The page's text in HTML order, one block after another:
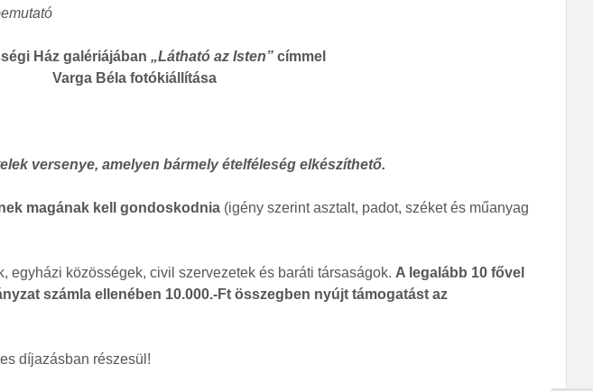
Ház galériájában„Látható az Isten” címmel
Varga Béla fotókiállítása
versenye, amelyen bármely ételféleség elkészíthető.
magának kell gondoskodnia (igény szerint asztalt, padot, széket és műanyag
egyházi közösségek, civil szervezetek és baráti társaságok. A legalább 10 fővel
számla ellenében 10.000.-Ft összegben nyújt támogatást az
díjazásban részesül!